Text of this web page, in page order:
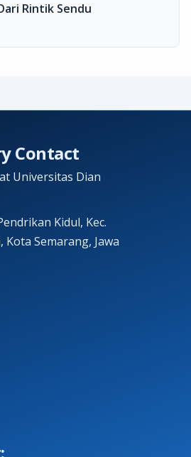
Rintik Sendu
Contact
Universitas Dian
Kidul, Kec.
Semarang, Jawa